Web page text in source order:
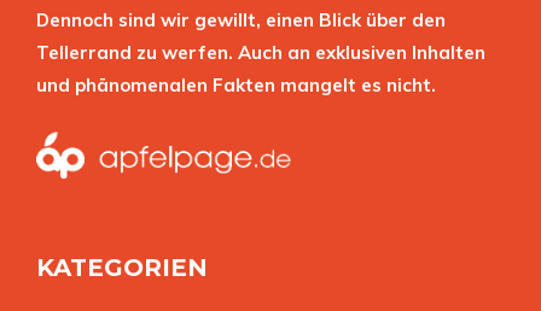
Dennoch sind wir gewillt, einen Blick über den
Tellerrand zu werfen. Auch an exklusiven Inhalten
und phänomenalen Fakten mangelt es nicht.
KATEGORIEN